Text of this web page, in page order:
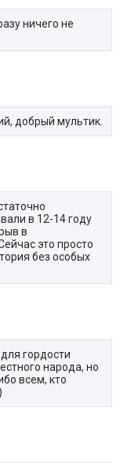
ничего не
добрый мультик.
в 12-14 году
в
это просто
без особых
гордости
народа, но
всем, кто